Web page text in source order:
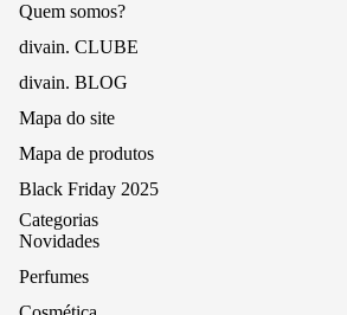
Quem somos?
divain. CLUBE
divain. BLOG
Mapa do site
Mapa de produtos
Black Friday 2025
Categorias
Novidades
Perfumes